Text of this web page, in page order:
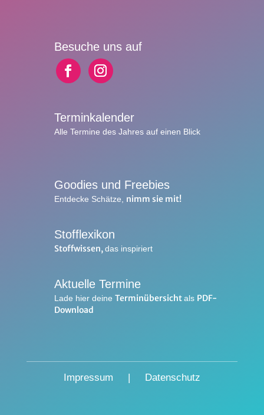
Besuche uns auf
Terminkalender
Alle Termine des Jahres auf einen Blick
Goodies und Freebies
Entdecke Schätze, nimm sie mit!
Stofflexikon
Stoffwissen,das inspiriert
Aktuelle Termine
Lade hier deine Terminübersichtals PDF-
Download
Impressum | Datenschutz